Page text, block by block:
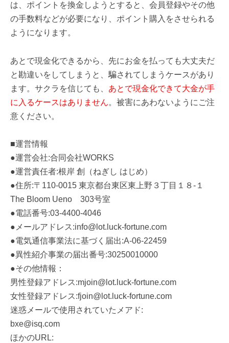
は、ポイントを換金しようとすると、会員登録やその他
の手数料などが必要になり、ポイント購入をさせられる
ようになります。
あとで現金化できるから、先にお金を払っても大丈夫だ
と勘違いをしてしまうと、騙されてしまうケースがあり
ます。サクラを信じても、 あとで現金化できて大金が手
に入るケースはありません。被害にあわないようにご注
意ください。
■運営情報
●運営会社:合同会社WORKS
●運営責任者:根岸 創（ねぎし はじめ）
●住所:〒110-0015 東京都台東区東上野３丁目１８-１
The Bloom Ueno 303号室
●電話番号:03-4400-4046
●メールアドレス:info@lot.luck-fortune.com
●電気通信事業法に基づく届出:A-06-22459
●異性紹介事業の届出番号:30250010000
●その他情報：
男性登録アドレス:mjoin@lot.luck-fortune.com
女性登録アドレス:fjoin@lot.luck-fortune.com
迷惑メールで使用されていたメアド:
bxe@isq.com
ほかのURL: